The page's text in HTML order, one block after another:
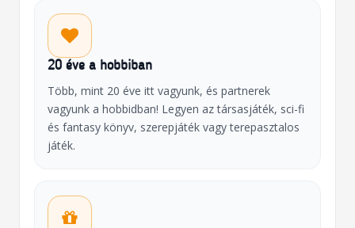
20 éve a hobbiban
Több, mint 20 éve itt vagyunk, és partnerek
vagyunk a hobbidban! Legyen az társasjáték, sci-fi
és fantasy könyv, szerepjáték vagy terepasztalos
játék.